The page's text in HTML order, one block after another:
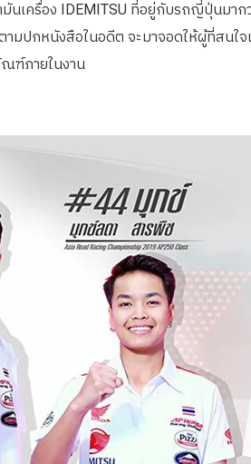
นเครื่อง IDEMITSU ที่อยู่กับรถญี่ปุ่นม
ามปกหนังสือในอดีต จะมาจอดให้ผู้ที่ส
ฑ์ภายในงาน